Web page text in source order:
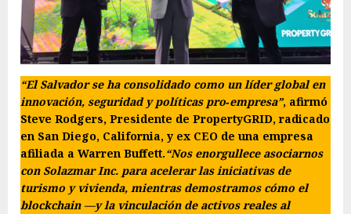
“El Salvador se ha consolidado como un líder global en
innovación, seguridad y políticas pro‑empresa”, afirmó
Steve Rodgers, Presidente de PropertyGRID, radicado
en San Diego, California, y ex CEO de una empresa
afiliada a Warren Buffett.“Nos enorgullece asociarnos
con Solazmar Inc. para acelerar las iniciativas de
turismo y vivienda, mientras demostramos cómo el
blockchain —y la vinculación de activos reales al